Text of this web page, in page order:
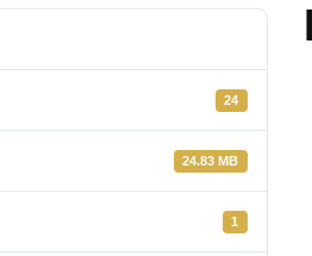
24
24.83 MB
1